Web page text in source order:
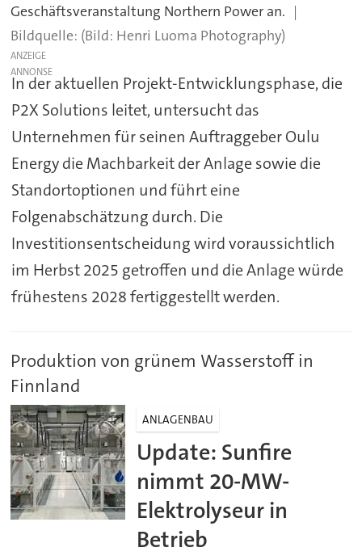
Geschäftsveranstaltung Northern Power an.
(Bild: Henri Luoma Photography)
ANZEIGE
In der aktuellen Projekt-Entwicklungsphase, die
P2X Solutions leitet, untersucht das
Unternehmen für seinen Auftraggeber Oulu
Energy die Machbarkeit der Anlage sowie die
Standortoptionen und führt eine
Folgenabschätzung durch. Die
Investitionsentscheidung wird voraussichtlich
im Herbst 2025 getroffen und die Anlage würde
frühestens 2028 fertiggestellt werden.
Produktion von grünem Wasserstoff in
Finnland
ANLAGENBAU
Update: Sunfire
nimmt 20-MW-
Elektrolyseur in
Betrieb